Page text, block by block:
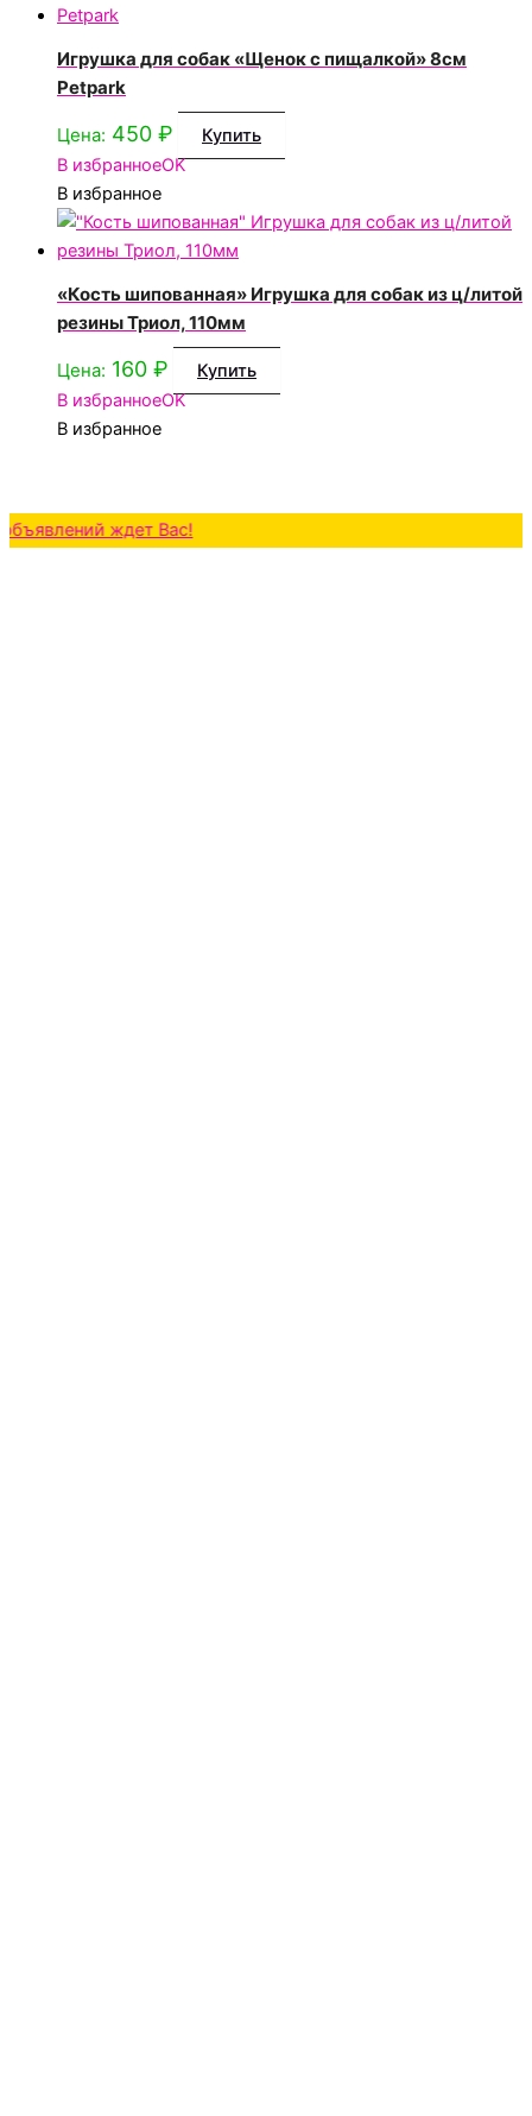
Игрушка для собак «Щенок с пищалкой» 8см
Petpark
Цена: 450 ₽
Купить
В избранноеOK
В избранное
«Кость шипованная» Игрушка для собак из ц/литой
резины Триол, 110мм
Цена: 160 ₽
Купить
В избранноеOK
В избранное
ждет Вас!